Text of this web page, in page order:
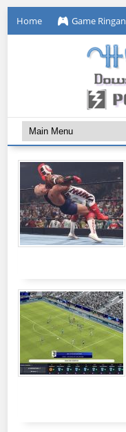
Home Game Ringan